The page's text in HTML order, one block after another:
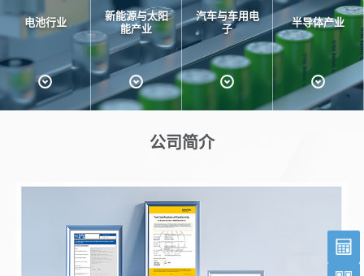
电池行业
新能源与太阳
能产业
汽车与车用电
子
半导体产业
公司简介